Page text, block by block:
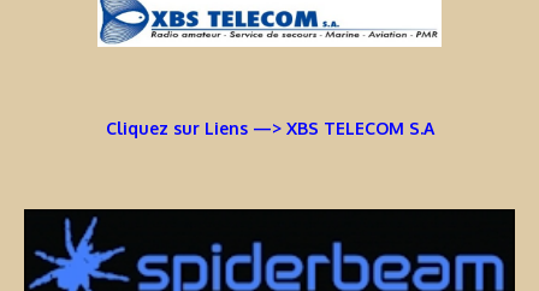
Cliquez sur Liens —> XBS TELECOM S.A